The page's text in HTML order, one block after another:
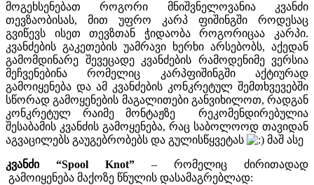
მოგეხსენებათ როგორი მნიშვნელოვანია კვანძი
თევზაობისას, მით უფრო კარპ ფიშინგში როდესაც
გვიწევს ისეთ თევზთან ჭიდაობა როგორიცაა კარპი.
კვანძების გაკეთების უამრავი ხერხი არსებობს, აქედან
გამომდინარე შევეცადე კვანძების რამოდენიმე ვერსია
მეჩვენებინა რომელიც კარპფიშინგში აქტიურად
გამოიყენება და ამ კვანძების კონკრეტულ შემთხვევებში
სწორად გამოყენების მაგალითები განვიხილოთ, რადგან
კონკრეტულ რაიმე მონტაჟზე რეკომენდირებულია
შესაბამის კვანძის გამოყენება, რაც საბოლოოდ თავიდან
აგვაცილებს გაუგებრობებს და გულისწყვეტას
მაშ ასე
კვანძი “Spool Knot” – რომელიც ძირითადად
გამოიყენება მაქოზე წნულის დასამაგრებლად: